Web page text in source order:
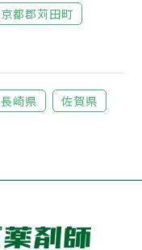
京都郡苅田町
長崎県
佐賀県